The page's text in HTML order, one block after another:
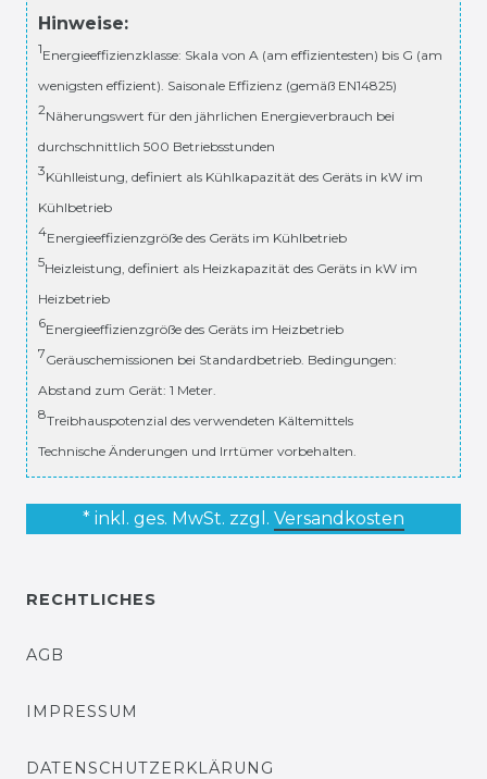
Hinweise:
1Energieeffizienzklasse: Skala von A (am effizientesten) bis G (am
wenigsten effizient). Saisonale Effizienz (gemäß EN14825)
2Näherungswert für den jährlichen Energieverbrauch bei
durchschnittlich 500 Betriebsstunden
3Kühlleistung, definiert als Kühlkapazität des Geräts in kW im
Kühlbetrieb
4Energieeffizienzgröße des Geräts im Kühlbetrieb
5Heizleistung, definiert als Heizkapazität des Geräts in kW im
Heizbetrieb
6Energieeffizienzgröße des Geräts im Heizbetrieb
7Geräuschemissionen bei Standardbetrieb. Bedingungen:
Abstand zum Gerät: 1 Meter.
8Treibhauspotenzial des verwendeten Kältemittels
Technische Änderungen und Irrtümer vorbehalten.
* inkl. ges. MwSt. zzgl. Versandkosten
RECHTLICHES
AGB
IMPRESSUM
DATENSCHUTZERKLÄRUNG